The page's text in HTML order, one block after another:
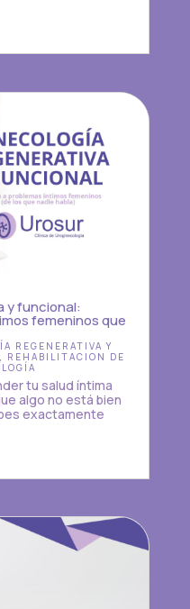
y funcional:
femeninos que
REGENERATIVA Y
, REHABILITACION DE
tu salud íntima
algo no está bien
exactamente